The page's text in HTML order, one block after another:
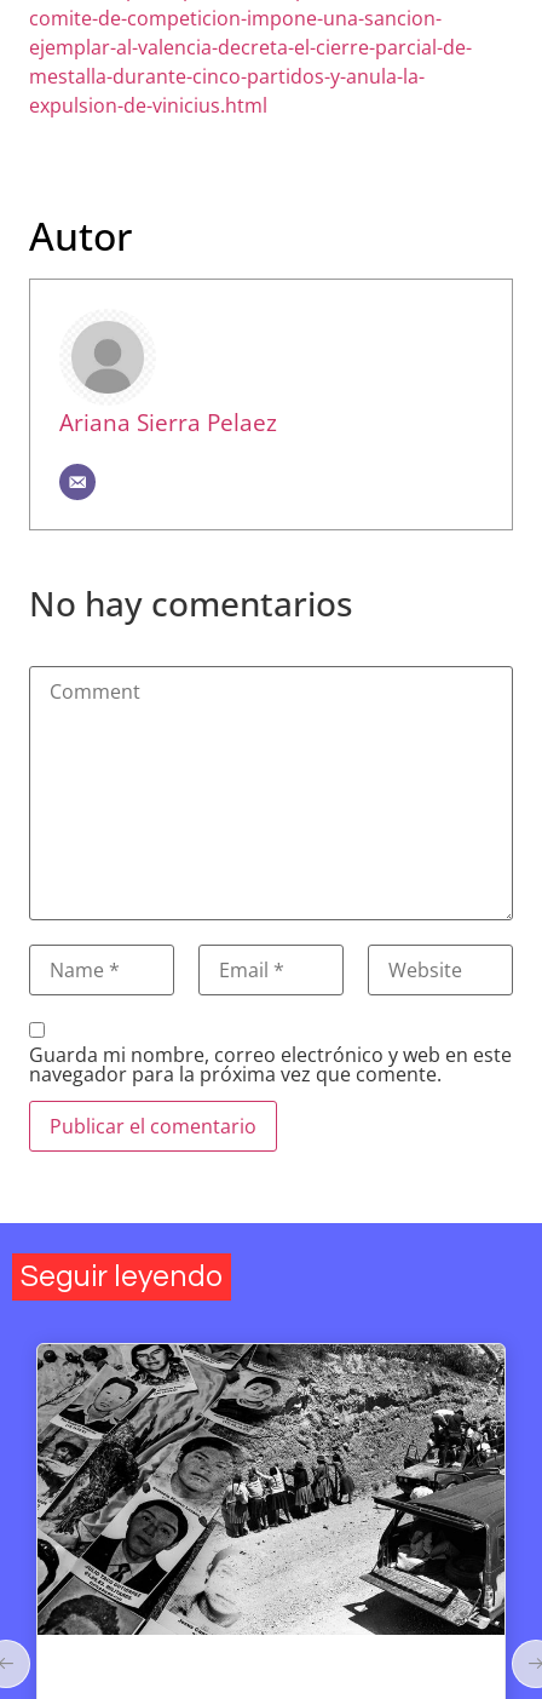
comite-de-competicion-impone-una-sancion-
ejemplar-al-valencia-decreta-el-cierre-parcial-de-
mestalla-durante-cinco-partidos-y-anula-la-
expulsion-de-vinicius.html
Autor
Ariana Sierra Pelaez
No hay comentarios
Guarda mi nombre, correo electrónico y web en este
navegador para la próxima vez que comente.
Seguir leyendo